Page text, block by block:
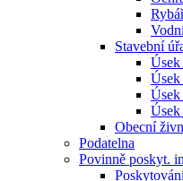
Stavební
Úsek
Úsek
Úsek
Obecní
Podatelna
Povinně poskyt.